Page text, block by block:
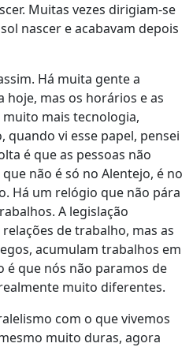
Muitas vezes dirigiam-se
nascer e acabavam depois
Há muita gente a
mas os horários e as
mais tecnologia,
vi esse papel, pensei
é que as pessoas não
não é só no Alentejo, é no
Há um relógio que não pára
A legislação
de trabalho, mas as
acumulam trabalhos em
é que nós não paramos de
muito diferentes.
com o que vivemos
muito duras, agora